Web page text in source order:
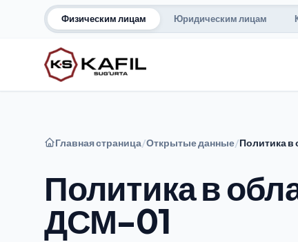
Физическим лицам Юридическим лицам
Главная страница/Открытые данные/Политика в
Политика в
ДСМ-01